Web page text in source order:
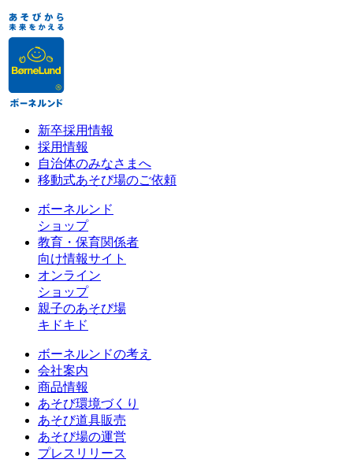
新卒採用情報
採用情報
自治体のみなさまへ
移動式あそび場のご依頼
ボーネルンド
ショップ
教育・保育関係者
向け情報サイト
オンライン
ショップ
親子のあそび場
キドキド
ボーネルンドの考え
会社案内
商品情報
あそび環境づくり
あそび道具販売
あそび場の運営
プレスリリース